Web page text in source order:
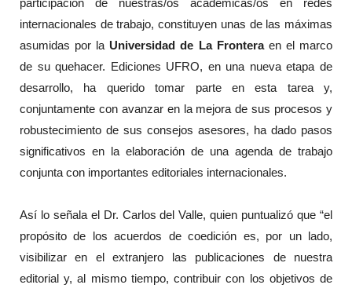
participación de nuestras/os académicas/os en redes
internacionales de trabajo, constituyen unas de las máximas
asumidas por la Universidad de La Fronteraen el marco
de su quehacer. Ediciones UFRO, en una nueva etapa de
desarrollo, ha querido tomar parte en esta tarea y,
conjuntamente con avanzar en la mejora de sus procesos y
robustecimiento de sus consejos asesores, ha dado pasos
significativos en la elaboración de una agenda de trabajo
conjunta con importantes editoriales internacionales.
Así lo señala el Dr. Carlos del Valle, quien puntualizó que “el
propósito de los acuerdos de coedición es, por un lado,
visibilizar en el extranjero las publicaciones de nuestra
editorial y, al mismo tiempo, contribuir con los objetivos de